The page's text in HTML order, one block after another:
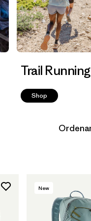
Trail Running
Shop
New